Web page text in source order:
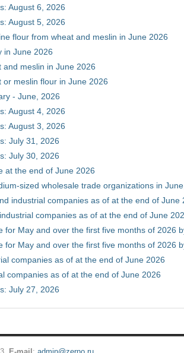
August 6, 2026
August 5, 2026
flour from wheat and meslin in June 2026
in June 2026
meslin in June 2026
meslin flour in June 2026
- June, 2026
August 4, 2026
August 3, 2026
July 31, 2026
July 30, 2026
at the end of June 2026
sized wholesale trade organizations in
industrial companies as of at the end of June
companies as of at the end of June
for May and over the first five months of 2026
for May and over the first five months of 2026
companies as of at the end of June 2026
companies as of at the end of June 2026
July 27, 2026